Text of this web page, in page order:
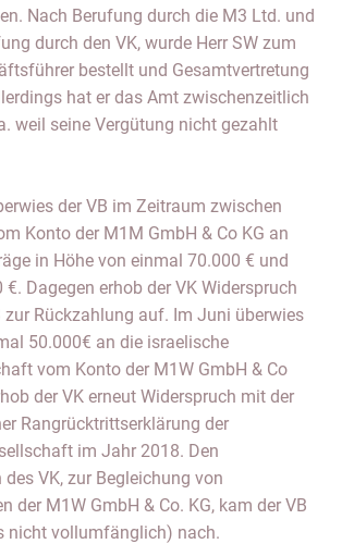
Nach Berufung durch die M3 Ltd. und
durch den VK, wurde Herr SW zum
bestellt und Gesamtvertretung
hat er das Amt zwischenzeitlich
weil seine Vergütung nicht gezahlt
der VB im Zeitraum zwischen
Konto der M1M GmbH & Co KG an
in Höhe von einmal 70.000 € und
Dagegen erhob der VK Widerspruch
zur Rückzahlung auf. Im Juni überwies
50.000€ an die israelische
vom Konto der M1W GmbH & Co
der VK erneut Widerspruch mit der
Rangrücktrittserklärung der
im Jahr 2018. Den
VK, zur Begleichung von
der M1W GmbH & Co. KG, kam der VB
nicht vollumfänglich) nach.